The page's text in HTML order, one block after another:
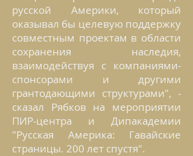
русской Америки, который
оказывал бы целевую поддержку
совместным проектам в области
сохранения наследия,
взаимодействуя с компаниями-
спонсорами и другими
грантодающими структурами", -
сказал Рябков на мероприятии
ПИР-центра и Дипакадемии
"Русская Америка: Гавайские
страницы. 200 лет спустя".